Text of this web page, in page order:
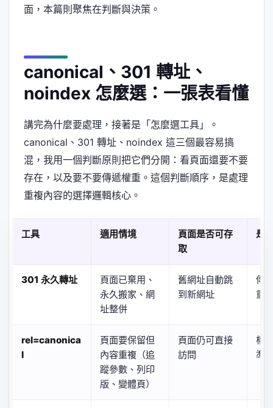
面，本篇則聚焦在判斷與決策。
canonical、301 轉址、
noindex 怎麼選：一張表看懂
講完為什麼要處理，接著是「怎麼選工具」。
canonical、301 轉址、noindex 這三個最容易搞
混，我用一個判斷原則把它們分開：看頁面還要不要
存在，以及要不要傳遞權重。這個判斷順序，是處理
重複內容的選擇邏輯核心。
工具 適用情境
頁面是否可存
取
是
301 永久轉址
頁面已棄用、
永久搬家、網
址整併
舊網址自動跳
到新網址
傳
重
rel=canonica
l
頁面要保留但
內容重複（追
蹤參數、列印
版、變體頁）
頁面仍可直接
訪問
權
準